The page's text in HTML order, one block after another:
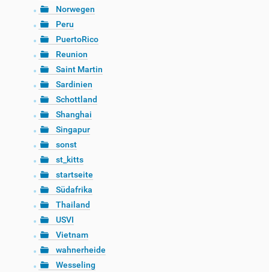
Norwegen
Peru
PuertoRico
Reunion
Saint Martin
Sardinien
Schottland
Shanghai
Singapur
sonst
st_kitts
startseite
Südafrika
Thailand
USVI
Vietnam
wahnerheide
Wesseling